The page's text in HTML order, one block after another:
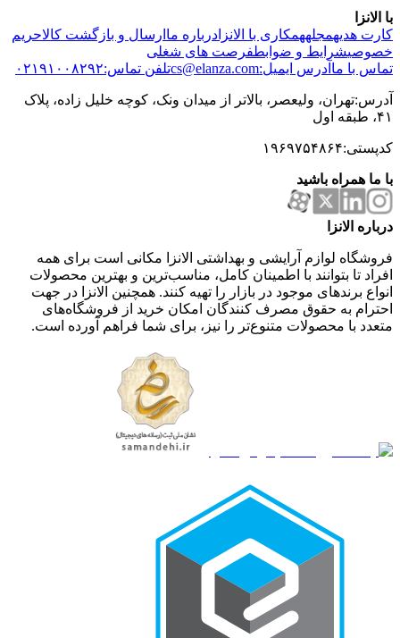
با الانزا
کارت هدیهمجلههمکاری با الانزا درباره ما ارسال و بازگشت کالاحریم
خصوصیشرایط و ضوابطفرصت های شغلی
تماس با ما آدرس ایمیل:cs@elanza.com تلفن تماس:۰۲۱۹۱۰۰۸۲۹۲
آدرس:تهران، ولیعصر، بالاتر از میدان ونک، کوچه خلیل زاده، پلاک
۴۱، طبقه اول
کدپستی:۱۹۶۹۷۵۴۸۶۴
با ما همراه باشید
درباره الانزا
فروشگاه لوازم آرایشی و بهداشتی الانزا مکانی است برای همه
افراد تا بتوانند با اطمینان کامل، مناسب‌ترین و بهترین محصولات
انواع برندهای موجود در بازار را تهیه کنند. همچنین الانزا در جهت
احترام به حقوق مصرف کنندگان امکان خرید از فروشگاه‌های
متعدد با محصولات متنوع‌تر را نیز، برای شما فراهم آورده است.